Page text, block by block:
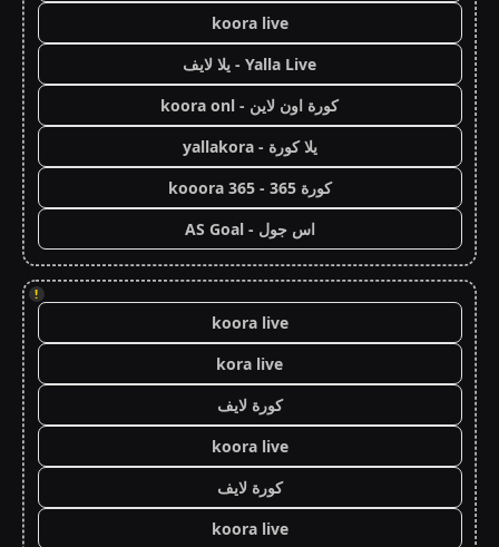
koora live
Yalla Live - يلا لايف
كورة اون لاين - koora onl
يلا كورة - yallakora
كورة 365 - kooora 365
اس جول - AS Goal
!
koora live
kora live
كورة لايف
koora live
كورة لايف
koora live